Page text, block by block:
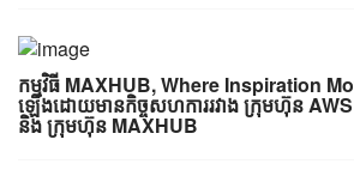
កម្មវិធី MAXHUB, Where Inspiration
ឡើងដោយមានកិច្ចសហការរវាង ក្រុមហ៊ុន
និង​ ក្រុមហ៊ុន MAXHUB